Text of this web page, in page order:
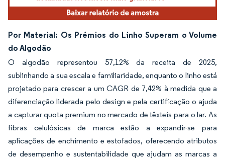
Por Material: Os Prémios do Linho Superam o Volume
do Algodão
O algodão representou 57,12% da receita de 2025,
sublinhando a sua escala e familiaridade, enquanto o linho está
projetado para crescer a um CAGR de 7,42% à medida que a
diferenciação liderada pelo design e pela certificação o ajuda
a capturar quota premium no mercado de têxteis para o lar. As
fibras celulósicas de marca estão a expandir-se para
aplicações de enchimento e estofados, oferecendo atributos
de desempenho e sustentabilidade que ajudam as marcas a